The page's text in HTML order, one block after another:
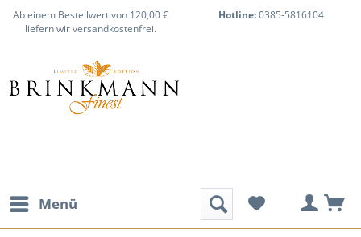
Ab einem Bestellwert von 120,00 €
liefern wir versandkostenfrei.
Hotline:0385-5816104
Menü